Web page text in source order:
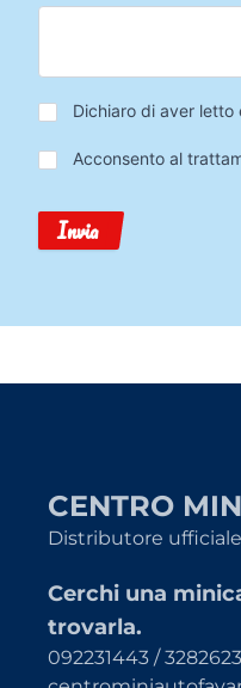
Privacy*
Dichiaro di aver letto
Trattamento
Dati
Acconsento al
Invia
CENTRO
Distributore
Cerchi una
trovarla.
092231443 /